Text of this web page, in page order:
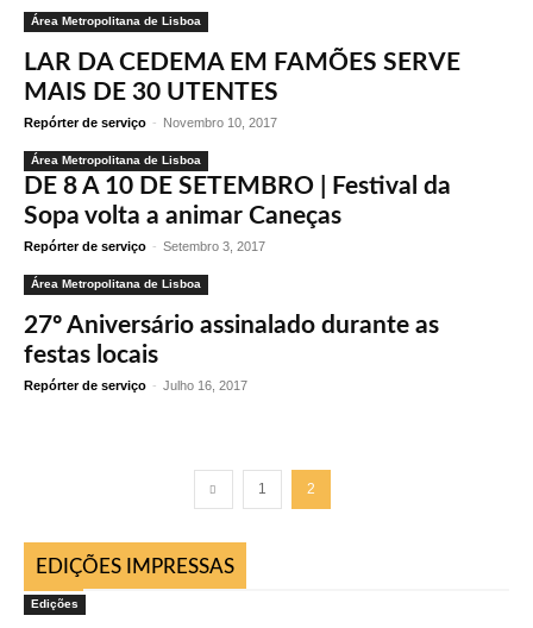
Área Metropolitana de Lisboa
LAR DA CEDEMA EM FAMÕES SERVE
MAIS DE 30 UTENTES
Repórter de serviço - Novembro 10, 2017
Área Metropolitana de Lisboa
DE 8 A 10 DE SETEMBRO | Festival da
Sopa volta a animar Caneças
Repórter de serviço - Setembro 3, 2017
Área Metropolitana de Lisboa
27º Aniversário assinalado durante as
festas locais
Repórter de serviço - Julho 16, 2017
1 2
EDIÇÕES IMPRESSAS
Edições